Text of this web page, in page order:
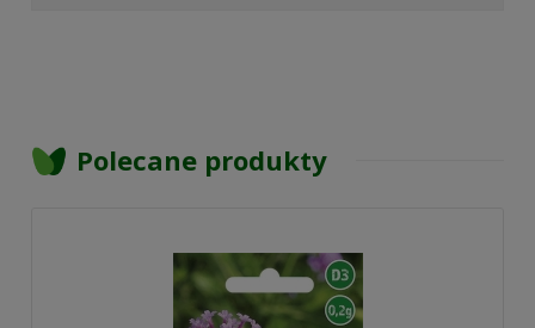
Polecane produkty